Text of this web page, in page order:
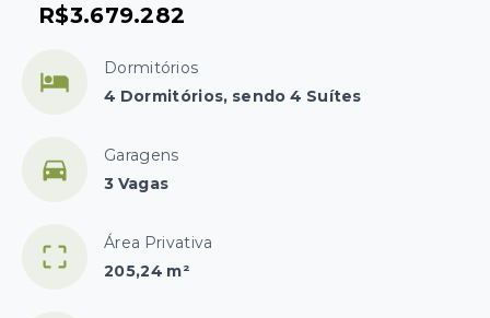
R$3.679.282
Dormitórios
4 Dormitórios, sendo 4 Suítes
Garagens
3 Vagas
Área Privativa
205,24 m²